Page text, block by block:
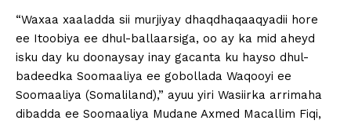
“Waxaa xaaladda sii murjiyay dhaqdhaqaaqyadii hore
ee Itoobiya ee dhul-ballaarsiga, oo ay ka mid aheyd
isku day ku doonaysay inay gacanta ku hayso dhul-
badeedka Soomaaliya ee gobollada Waqooyi ee
Soomaaliya (Somaliland),” ayuu yiri Wasiirka arrimaha
dibadda ee Soomaaliya Mudane Axmed Macallim Fiqi,